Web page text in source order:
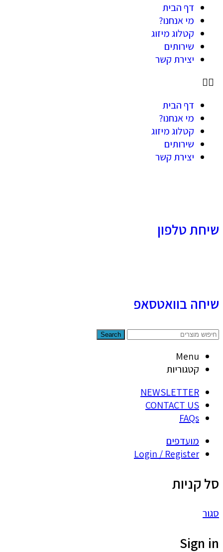
דף הבית
מי אנחנו?
קטלוג מיזוג
שירותים
יצירת קשר
דף הבית
מי אנחנו?
קטלוג מיזוג
שירותים
יצירת קשר
שיחת טלפון
שיחה בוואטסאפ
Search
Menu
קטגוריות
NEWSLETTER
CONTACT US
FAQs
מועדפים
Login / Register
סל קניות
סגור
Sign in